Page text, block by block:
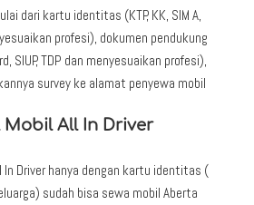
dari kartu identitas (KTP, KK, SIM A,
profesi), dokumen pendukung
SIUP, TDP dan menyesuaikan profesi),
survey ke alamat penyewa mobil
Mobil All In Driver
Driver hanya dengan kartu identitas (
sudah bisa sewa mobil Aberta